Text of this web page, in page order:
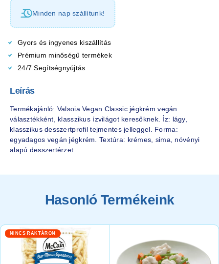
Minden nap szállítunk!
Gyors és ingyenes kiszállítás
Prémium minőségű termékek
24/7 Segítségnyújtás
Leírás
Termékajánló: Valsoia Vegan Classic jégkrém vegán
választékként, klasszikus ízvilágot keresőknek. Íz: lágy,
klasszikus desszertprofil tejmentes jelleggel. Forma:
egyadagos vegán jégkrém. Textúra: krémes, sima, növényi
alapú desszertérzet.
Hasonló Termékeink
NINCS RAKTÁRON